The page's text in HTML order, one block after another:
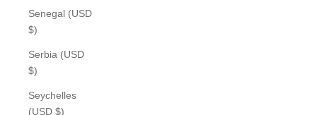
Senegal (USD
$)
Serbia (USD
$)
Seychelles
(USD $)